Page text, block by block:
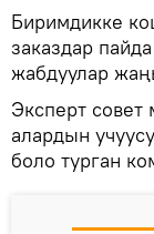
Биримдикке
заказдар
жабдуулар
Эксперт совет
алардын
боло турган